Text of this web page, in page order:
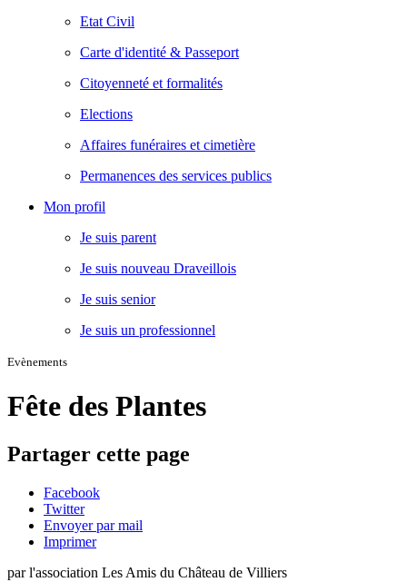
Etat Civil
Carte d'identité & Passeport
Citoyenneté et formalités
Elections
Affaires funéraires et cimetière
Permanences des services publics
Mon profil
Je suis parent
Je suis nouveau Draveillois
Je suis senior
Je suis un professionnel
Evènements
Fête des Plantes
Partager cette page
Facebook
Twitter
Envoyer par mail
Imprimer
par l'association Les Amis du Château de Villiers